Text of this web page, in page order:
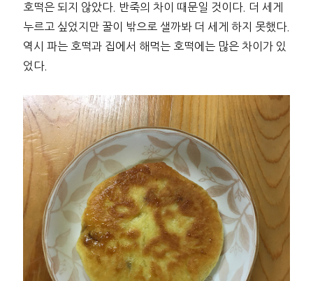
호떡은 되지 않았다. 반죽의 차이 때문일 것이다. 더 세게
누르고 싶었지만 꿀이 밖으로 샐까봐 더 세게 하지 못했다.
역시 파는 호떡과 집에서 해먹는 호떡에는 많은 차이가 있
었다.